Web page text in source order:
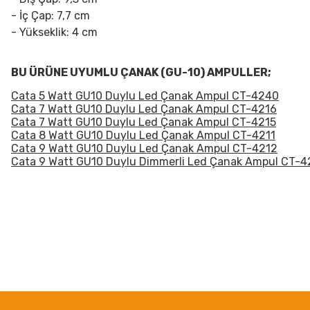
- İç Çap: 7,7 cm
- Yükseklik: 4 cm
BU ÜRÜNE UYUMLU ÇANAK (GU-10) AMPULLER;
Cata 5 Watt GU10 Duylu Led Çanak Ampul CT-4240
Cata 7 Watt GU10 Duylu Led Çanak Ampul CT-4216
Cata 7 Watt GU10 Duylu Led Çanak Ampul CT-4215
Cata 8 Watt GU10 Duylu Led Çanak Ampul CT-4211
Cata 9 Watt GU10 Duylu Led Çanak Ampul CT-4212
Cata 9 Watt GU10 Duylu Dimmerli Led Çanak Ampul CT-
Ürün bilgilerinde hatalar bulunuyor.